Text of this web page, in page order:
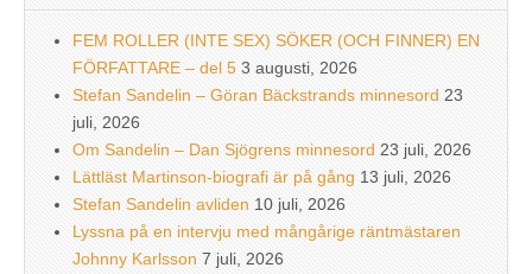
FEM ROLLER (INTE SEX) SÖKER (OCH FINNER) EN
FÖRFATTARE – del 5 3 augusti, 2026
Stefan Sandelin – Göran Bäckstrands minnesord 23
juli, 2026
Om Sandelin – Dan Sjögrens minnesord 23 juli, 2026
Lättläst Martinson-biografi är på gång 13 juli, 2026
Stefan Sandelin avliden 10 juli, 2026
Lyssna på en intervju med mångårige räntmästaren
Johnny Karlsson 7 juli, 2026